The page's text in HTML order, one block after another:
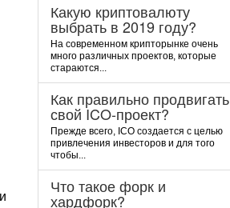
Какую криптовалюту
выбрать в 2019 году?
На современном крипторынке очень
много различных проектов, которые
стараются...
Как правильно продвигать
свой ICO-проект?
Прежде всего, ICO создается с целью
привлечения инвесторов и для того
чтобы...
Что такое форк и
хардфорк?